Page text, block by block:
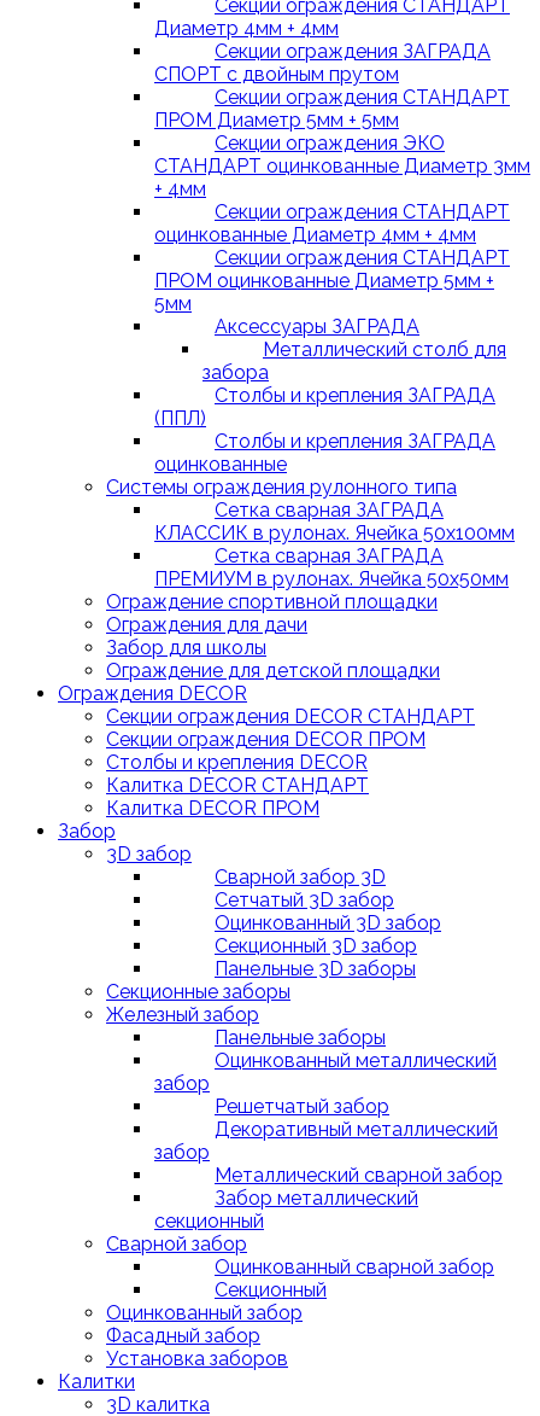
Секции ограждения СТАНДАРТ
Диаметр 4мм + 4мм
Секции ограждения ЗАГРАДА
СПОРТ с двойным прутом
Секции ограждения СТАНДАРТ
ПРОМ Диаметр 5мм + 5мм
Секции ограждения ЭКО
СТАНДАРТ оцинкованные Диаметр 3мм
+ 4мм
Секции ограждения СТАНДАРТ
оцинкованные Диаметр 4мм + 4мм
Секции ограждения СТАНДАРТ
ПРОМ оцинкованные Диаметр 5мм +
5мм
Аксессуары ЗАГРАДА
Металлический столб для
забора
Столбы и крепления ЗАГРАДА
(ППЛ)
Столбы и крепления ЗАГРАДА
оцинкованные
Системы ограждения рулонного типа
Сетка сварная ЗАГРАДА
КЛАССИК в рулонах. Ячейка 50х100мм
Сетка сварная ЗАГРАДА
ПРЕМИУМ в рулонах. Ячейка 50х50мм
Ограждение спортивной площадки
Ограждения для дачи
Забор для школы
Ограждение для детской площадки
Ограждения DECOR
Секции ограждения DECOR СТАНДАРТ
Секции ограждения DECOR ПРОМ
Столбы и крепления DECOR
Калитка DECOR СТАНДАРТ
Калитка DECOR ПРОМ
Забор
3D забор
Сварной забор 3D
Сетчатый 3D забор
Оцинкованный 3D забор
Секционный 3D забор
Панельные 3D заборы
Секционные заборы
Железный забор
Панельные заборы
Оцинкованный металлический
забор
Решетчатый забор
Декоративный металлический
забор
Металлический сварной забор
Забор металлический
секционный
Сварной забор
Оцинкованный сварной забор
Секционный
Оцинкованный забор
Фасадный забор
Установка заборов
Калитки
3D калитка